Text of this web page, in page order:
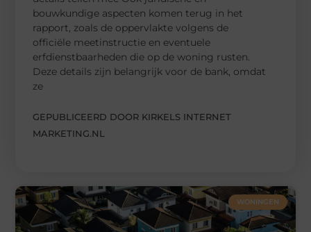
bouwkundige aspecten komen terug in het
rapport, zoals de oppervlakte volgens de
officiële meetinstructie en eventuele
erfdienstbaarheden die op de woning rusten.
Deze details zijn belangrijk voor de bank, omdat
ze
GEPUBLICEERD DOOR KIRKELS INTERNET
MARKETING.NL
WONINGEN